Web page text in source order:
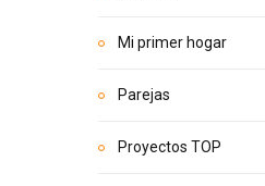
Mi primer hogar
Parejas
Proyectos TOP